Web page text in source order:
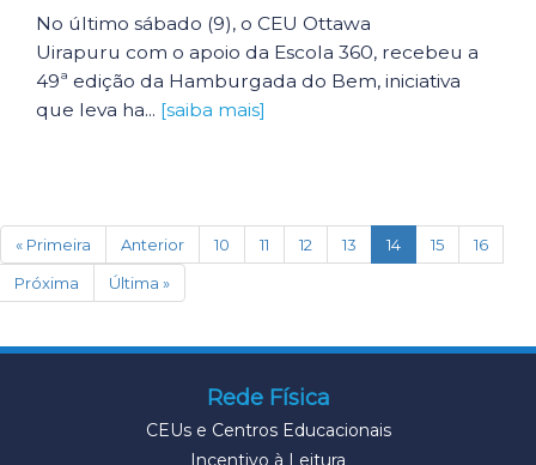
No último sábado (9), o CEU Ottawa
Uirapuru com o apoio da Escola 360, recebeu a
49ª edição da Hamburgada do Bem, iniciativa
que leva ha... [saiba mais]
« Primeira Anterior 10 11 12 13 14(current)
15
16
Próxima
Última »
Rede Física
CEUs e Centros Educacionais